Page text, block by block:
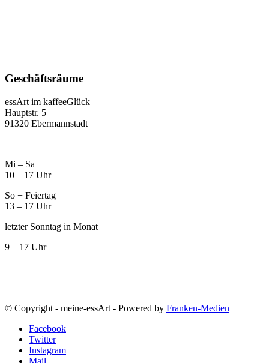
Geschäftsräume
essArt im kaffeeGlück
Hauptstr. 5
91320 Ebermannstadt
Mi – Sa
10 – 17 Uhr
So + Feiertag
13 – 17 Uhr
letzter Sonntag in Monat
9 – 17 Uhr
© Copyright - meine-essArt - Powered by Franken-Medien
Facebook
Twitter
Instagram
Mail